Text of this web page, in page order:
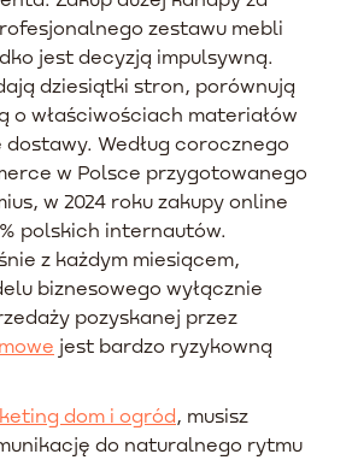
zestawu mebli
jest decyzją impulsywną.
dziesiątki stron, porównują
o właściwościach materiałów
Według corocznego
w Polsce przygotowanego
w 2024 roku zakupy online
polskich internautów.
z każdym miesiącem,
biznesowego wyłącznie
pozyskanej przez
jest bardzo ryzykowną
dom i ogród, musisz
do naturalnego rytmu